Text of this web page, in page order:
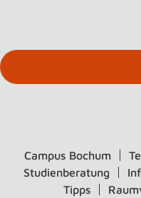
Campus Bochum
Studienberatung
Tipps